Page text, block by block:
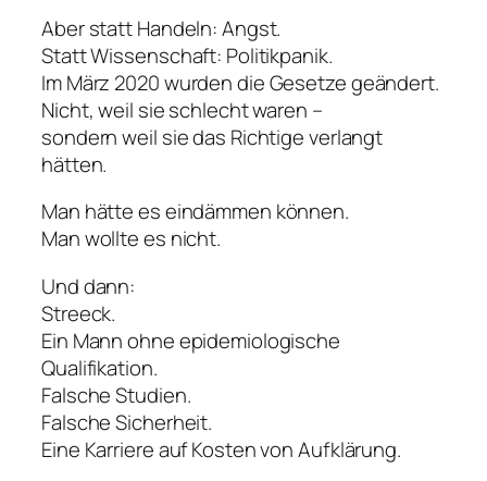
Aber statt Handeln: Angst.
Statt Wissenschaft: Politikpanik.
Im März 2020 wurden die Gesetze geändert.
Nicht, weil sie schlecht waren –
sondern weil sie das Richtige verlangt
hätten.
Man hätte es eindämmen können.
Manwolltees nicht.
Und dann:
Streeck.
Ein Mann ohne epidemiologische
Qualifikation.
Falsche Studien.
Falsche Sicherheit.
Eine Karriere auf Kosten von Aufklärung.